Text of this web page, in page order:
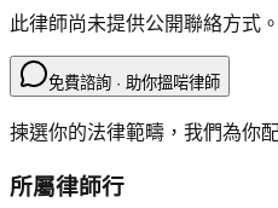
此律師尚未提供公開聯絡方式。
免費諮詢 · 助你搵啱律師
揀選你的法律範疇，我們為你
所屬律師行